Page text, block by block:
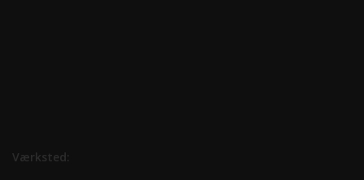
Værksted: